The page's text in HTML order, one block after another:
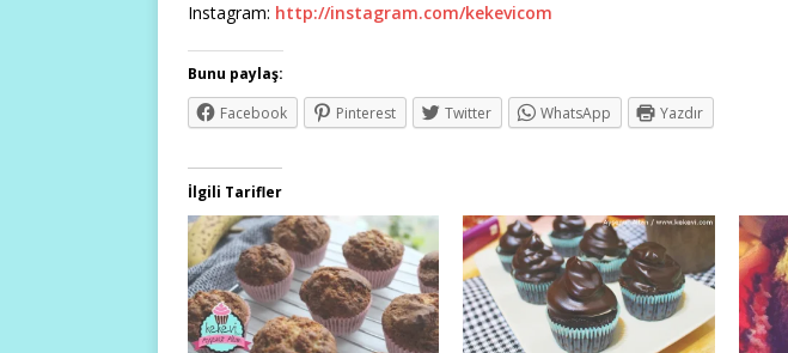
Instagram: http://instagram.com/kekevicom
Bunu paylaş:
Facebook
Pinterest Twitter WhatsApp Yazdır
İlgili Tarifler